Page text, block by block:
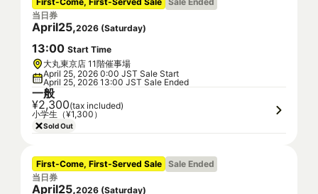
当日券
April25,2026 (Saturday)
13:00 Start Time
大丸東京店 11階催事場
April 25, 2026 0:00 JST Sale Start
April 25, 2026 13:00 JST Sale Ended
一般
¥2,300(tax included)
小学生（¥1,300）
Sold Out
First-Come, First-Served Sale Sale Ended
当日券
April25,2026 (Saturday)